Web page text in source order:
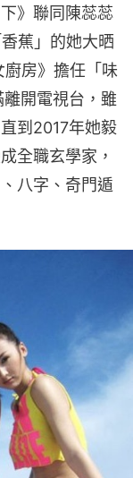
》聯同陳蕊蕊
蕉」的她大晒
房》擔任「味
開電視台，雖
到2017年她毅
全職玄學家，
八字、奇門遁